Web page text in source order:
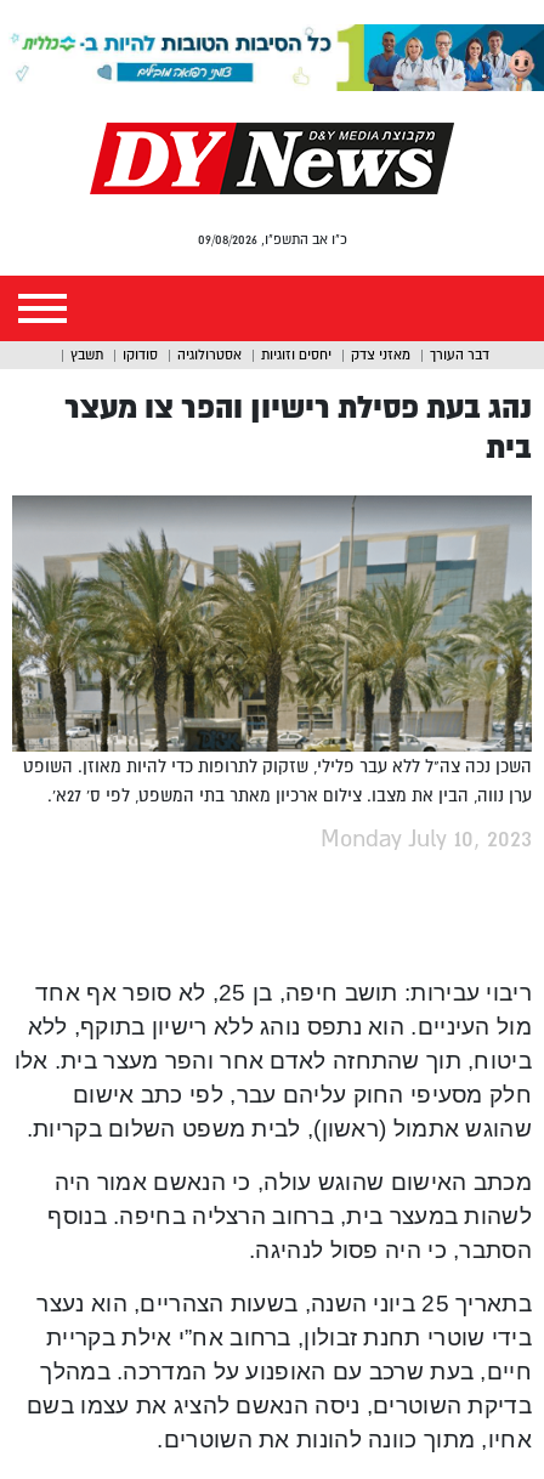
כ"ו אב התשפ"ו, 09/08/2026
דבר העורך מאזני צדק יחסים וזוגיות אסטרולוגיה סודוקו תשבץ
נהג בעת פסילת רישיון והפר צו מעצר
בית
השכן נכה צה"ל ללא עבר פלילי, שזקוק לתרופות כדי להיות מאוזן. השופט
ערן נווה, הבין את מצבו. צילום ארכיון מאתר בתי המשפט, לפי ס' 27א'.
Monday July 10, 2023
ריבוי עבירות: תושב חיפה, בן 25, לא סופר אף אחד
מול העיניים. הוא נתפס נוהג ללא רישיון בתוקף, ללא
ביטוח, תוך שהתחזה לאדם אחר והפר מעצר בית. אלו
חלק מסעיפי החוק עליהם עבר, לפי כתב אישום
שהוגש אתמול (ראשון), לבית משפט השלום בקריות.
מכתב האישום שהוגש עולה, כי הנאשם אמור היה
לשהות במעצר בית, ברחוב הרצליה בחיפה. בנוסף
הסתבר, כי היה פסול לנהיגה.
בתאריך 25 ביוני השנה, בשעות הצהריים, הוא נעצר
בידי שוטרי תחנת זבולון, ברחוב אח”י אילת בקריית
חיים, בעת שרכב עם האופנוע על המדרכה. במהלך
בדיקת השוטרים, ניסה הנאשם להציג את עצמו בשם
אחיו, מתוך כוונה להונות את השוטרים.